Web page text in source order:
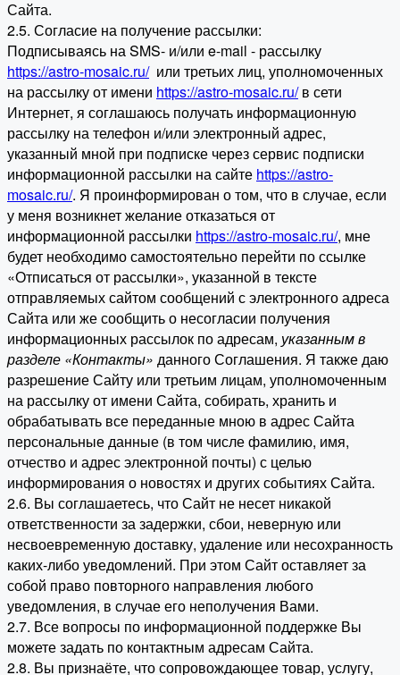
Сайта.
2.5. Согласие на получение рассылки:
Подписываясь на SMS- и/или e-mail - рассылку
https://astro-mosaic.ru/или третьих лиц, уполномоченных
на рассылку от имени https://astro-mosaic.ru/в сети
Интернет, я соглашаюсь получать информационную
рассылку на телефон и/или электронный адрес,
указанный мной при подписке через сервис подписки
информационной рассылки на сайте https://astro-
mosaic.ru/. Я проинформирован о том, что в случае, если
у меня возникнет желание отказаться от
информационной рассылки https://astro-mosaic.ru/, мне
будет необходимо самостоятельно перейти по ссылке
«Отписаться от рассылки», указанной в тексте
отправляемых сайтом сообщений с электронного адреса
Сайта или же сообщить о несогласии получения
информационных рассылок по адресам, указанным в
разделе «Контакты» данного Соглашения. Я также даю
разрешение Сайту или третьим лицам, уполномоченным
на рассылку от имени Сайта, собирать, хранить и
обрабатывать все переданные мною в адрес Сайта
персональные данные (в том числе фамилию, имя,
отчество и адрес электронной почты) с целью
информирования о новостях и других событиях Сайта.
2.6. Вы соглашаетесь, что Сайт не несет никакой
ответственности за задержки, сбои, неверную или
несвоевременную доставку, удаление или несохранность
каких-либо уведомлений. При этом Сайт оставляет за
собой право повторного направления любого
уведомления, в случае его неполучения Вами.
2.7. Все вопросы по информационной поддержке Вы
можете задать по контактным адресам Сайта.
2.8. Вы признаёте, что сопровождающее товар, услугу,